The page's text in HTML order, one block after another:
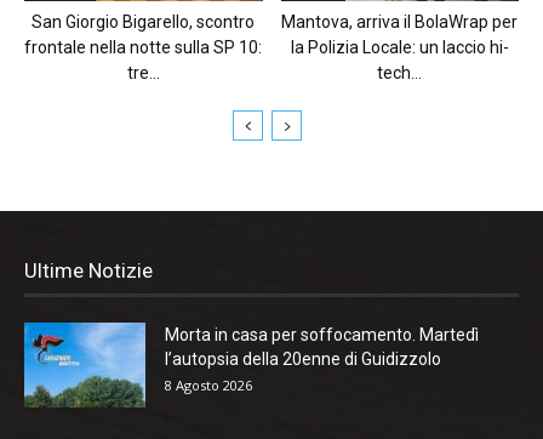
San Giorgio Bigarello, scontro
frontale nella notte sulla SP 10:
tre...
Mantova, arriva il BolaWrap per
la Polizia Locale: un laccio hi-
tech...
Ultime Notizie
Morta in casa per soffocamento. Martedì
l’autopsia della 20enne di Guidizzolo
8 Agosto 2026